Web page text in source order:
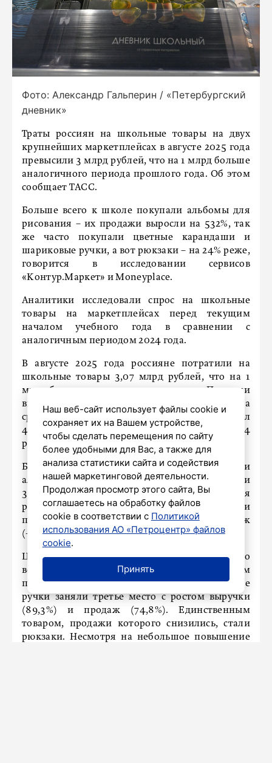
Фото: Александр Гальперин / «Петербургский
дневник»
Траты россиян на школьные товары на двух
крупнейших маркетплейсах в августе 2025 года
превысили 3 млрд рублей, что на 1 млрд больше
аналогичного периода прошлого года. Об этом
сообщает ТАСС.
Больше всего к школе покупали альбомы для
рисования – их продажи выросли на 532%, так
же часто покупали цветные карандаши и
шариковые ручки, а вот рюкзаки – на 24% реже,
говорится в исследовании сервисов
«Контур.Маркет» и Moneyplace.
Аналитики исследовали спрос на школьные
товары на маркетплейсах перед текущим
началом учебного года в сравнении с
аналогичным периодом 2024 года.
В августе 2025 года россияне потратили на
школьные товары 3,07 млрд рублей, что на 1
млрд больше, чем в августе 2024 года. Продажи
выросли на 30,8%, выручка – на 48,4%, а
средний чек увеличился на 12,64% и составил
410 рублей. В 2024 году средний чек был 364
рубля.
Больше всего на маркетплейсах подорожали
альбомы для рисования и пеналы – на 87,5% и
31,5% соответственно. При этом альбомы для
рисования одновременно стали рекордсменами
по росту выручки (+488,6%) и объему продаж
(+532,8%).
Цветные карандаши показали второй по
величине рост выручки – 93,5%, при этом
продажи увеличились на 44,2%. Шариковые
ручки заняли третье место с ростом выручки
(89,3%) и продаж (74,8%). Единственным
товаром, продажи которого снизились, стали
рюкзаки. Несмотря на небольшое повышение
Наш веб-сайт использует файлы cookie и
сохраняет их на Вашем устройстве,
чтобы сделать перемещения по сайту
более удобными для Вас, а также для
анализа статистики сайта и содействия
нашей маркетинговой деятельности.
Продолжая просмотр этого сайта, Вы
соглашаетесь на обработку файлов
cookie в соответствии с Политикой
использования АО «Петроцентр» файлов
cookie.
Принять